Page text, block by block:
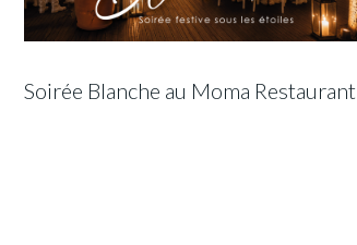
Soirée Blanche au Moma Restaurant